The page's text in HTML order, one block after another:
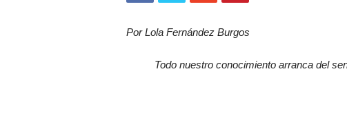
Por Lola Fernández Burgos
Todo nuestro conocimiento arranca del